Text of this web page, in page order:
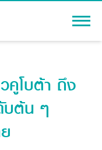
คูโบต้า ถึง
บต้น ๆ